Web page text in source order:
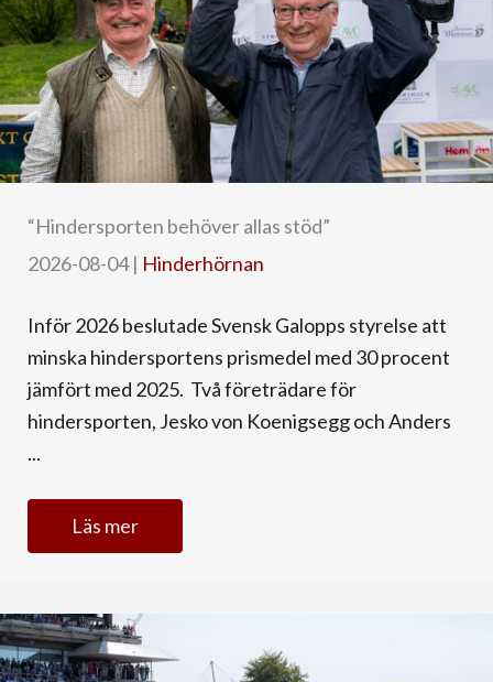
“Hindersporten behöver allas stöd”
2026-08-04| Hinderhörnan
Inför 2026 beslutade Svensk Galopps styrelse att
minska hindersportens prismedel med 30 procent
jämfört med 2025. Två företrädare för
hindersporten, Jesko von Koenigsegg och Anders
...
Läs mer